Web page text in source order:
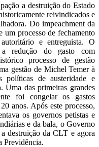
a destruição do Estado
reivindicados e
Do impeachment da
um processo de fechamento
e entreguista. O
redução do gasto com
processo de gestão
gestão de Michel Temer à
políticas de austeridade e
Uma das primeiras grandes
foi congelar os gastos
anos. Após este processo,
os governos petistas e
e da bala, o Governo
destruição da CLT e agora
Previdência.